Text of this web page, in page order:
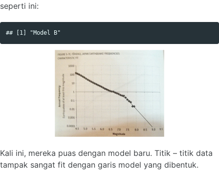
seperti ini:
Kali ini, mereka puas dengan model baru. Titik – titik data
tampak sangat fit dengan garis model yang dibentuk.